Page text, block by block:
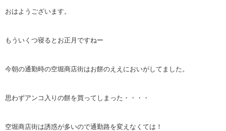
おはようございます。
もういくつ寝るとお正月ですねー
今朝の通勤時の空堀商店街はお餅のええにおいがしてました。
思わずアンコ入りの餅を買ってしまった・・・・
空堀商店街は誘惑が多いので通勤路を変えなくては！